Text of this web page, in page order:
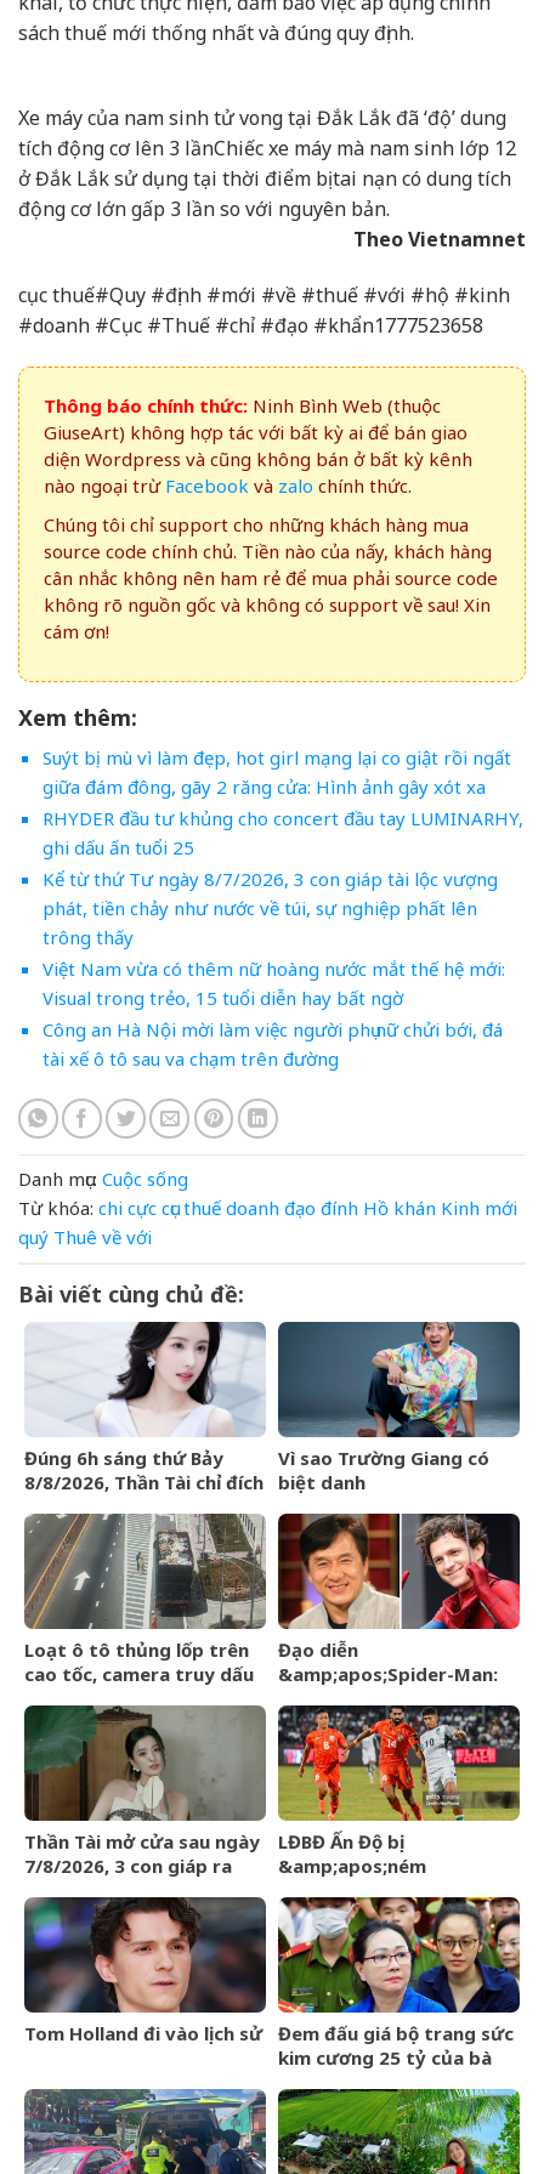
sách thuế mới thống nhất và đúng quy định.
Xe máy của nam sinh tử vong tại Đắk Lắk đã ‘độ’ dung
tích động cơ lên 3 lầnChiếc xe máy mà nam sinh lớp 12
ở Đắk Lắk sử dụng tại thời điểm bị tai nạn có dung tích
động cơ lớn gấp 3 lần so với nguyên bản.
Theo Vietnamnet
cục thuế#Quy #định #mới #về #thuế #với #hộ #kinh
#doanh #Cục #Thuế #chỉ #đạo #khẩn1777523658
Thông báo chính thức: Ninh Bình Web (thuộc
GiuseArt) không hợp tác với bất kỳ ai để bán giao
diện Wordpress và cũng không bán ở bất kỳ kênh
nào ngoại trừ Facebook và zalo chính thức.
Chúng tôi chỉ support cho những khách hàng mua
source code chính chủ. Tiền nào của nấy, khách hàng
cân nhắc không nên ham rẻ để mua phải source code
không rõ nguồn gốc và không có support về sau! Xin
cám ơn!
Xem thêm:
Suýt bị mù vì làm đẹp, hot girl mạng lại co giật rồi ngất
giữa đám đông, gãy 2 răng cửa: Hình ảnh gây xót xa
RHYDER đầu tư khủng cho concert đầu tay LUMINARHY,
ghi dấu ấn tuổi 25
Kể từ thứ Tư ngày 8/7/2026, 3 con giáp tài lộc vượng
phát, tiền chảy như nước về túi, sự nghiệp phất lên
trông thấy
Việt Nam vừa có thêm nữ hoàng nước mắt thế hệ mới:
Visual trong trẻo, 15 tuổi diễn hay bất ngờ
Công an Hà Nội mời làm việc người phụ nữ chửi bới, đá
tài xế ô tô sau va chạm trên đường
Danh mục: Cuộc sống
Từ khóa: chi cực cục thuế doanh đạo đính Hồ khán Kinh mới
quý Thuê về với
Bài viết cùng chủ đề:
Đúng 6h sáng thứ Bảy
8/8/2026, Thần Tài chỉ đích
hố vàng, tiền bạc ùa về
nhà như lũ cuốn
Vì sao Trường Giang có
biệt danh
Khó&amp;apos;?
Loạt ô tô thủng lốp trên
cao tốc, camera truy dấu
&amp;apos;thủ
phạm&amp;apos;
Đạo diễn
&amp;apos;Spider-Man:
Day&amp;apos; lên tiếng
về tin đồn liên quan đến
Thành Long
Thần Tài mở cửa sau ngày
7/8/2026, 3 con giáp ra
mỏi tay đếm tiền
LĐBĐ Ấn Độ bị
&amp;apos;ném
mang đội hình B dự giải Vô
địch ĐNÁ của FIFA
Tom Holland đi vào lịch sử
Đem đấu giá bộ trang sức
kim cương 25 tỷ của bà
hóa đơn nhưng món đắt
nhất giá 9,4 tỷ